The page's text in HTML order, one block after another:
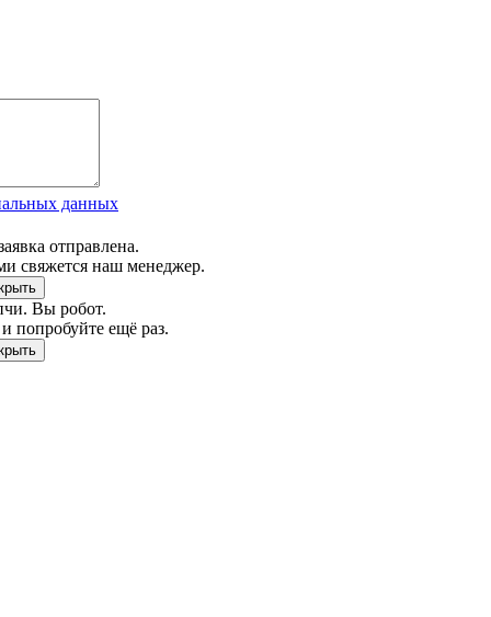
данных
отправлена.
свяжется наш менеджер.
Вы робот.
попробуйте ещё раз.